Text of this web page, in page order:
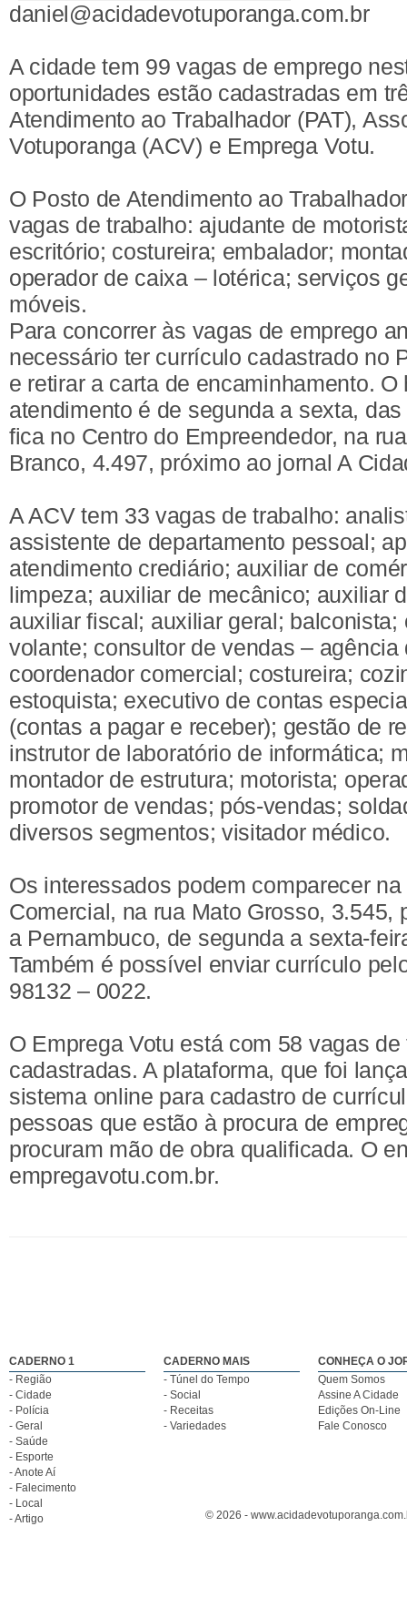
daniel@acidadevotuporanga.com.br
A cidade tem 99 vagas de emprego
oportunidades estão cadastradas em
Atendimento ao Trabalhador (PAT),
Votuporanga (ACV) e Emprega Votu.
O Posto de Atendimento ao
vagas de trabalho: ajudante de
escritório; costureira; embalador;
operador de caixa – lotérica; serviços
móveis.
Para concorrer às vagas de emprego
necessário ter currículo cadastrado no
e retirar a carta de encaminhamento. O
atendimento é de segunda a sexta,
fica no Centro do Empreendedor, na
Branco, 4.497, próximo ao jornal A
A ACV tem 33 vagas de trabalho:
assistente de departamento pessoal;
atendimento crediário; auxiliar de
limpeza; auxiliar de mecânico; auxiliar
auxiliar fiscal; auxiliar geral; balconista;
volante; consultor de vendas – agência
coordenador comercial; costureira;
estoquista; executivo de contas
(contas a pagar e receber); gestão de
instrutor de laboratório de informática;
montador de estrutura; motorista;
promotor de vendas; pós-vendas;
diversos segmentos; visitador médico.
Os interessados podem comparecer
Comercial, na rua Mato Grosso, 3.545,
a Pernambuco, de segunda a sexta-
Também é possível enviar currículo
98132 – 0022.
O Emprega Votu está com 58 vagas de
cadastradas. A plataforma, que foi
sistema online para cadastro de
pessoas que estão à procura de
procuram mão de obra qualificada. O
empregavotu.com.br.
CADERNO 1
- Região
- Cidade
- Polícia
- Geral
- Saúde
- Esporte
- Anote Aí
- Falecimento
- Local
- Artigo
CADERNO MAIS
- Túnel do Tempo
- Social
- Receitas
- Variedades
CONHEÇA O
Quem Somos
Assine A Cidade
Edições On-Line
Fale Conosco
© 2026 -